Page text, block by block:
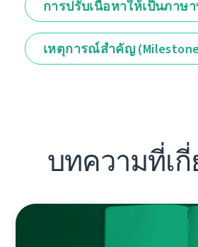
การปรับเนื้อหาให้เป็นภาษ
เหตุการณ์สำคัญ
บทความที่เ